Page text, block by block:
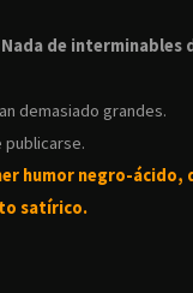
Nada de interminables
demasiado grandes.
publicarse.
humor negro-ácido,
satírico.